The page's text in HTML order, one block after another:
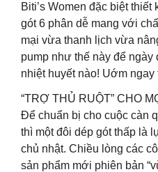
Biti’s Women đặc biệt
gót 6 phân dễ mang với
mại vừa thanh lịch vừa
pump như thế này để ngày
nhiệt huyết nào! Uớm ngay
“TRỢ THỦ RUỘT” CHO
Để chuẩn bị cho cuộc càn
thì một đôi dép gót thấp là
chủ nhật. Chiều lòng các
sản phẩm mới phiên bản